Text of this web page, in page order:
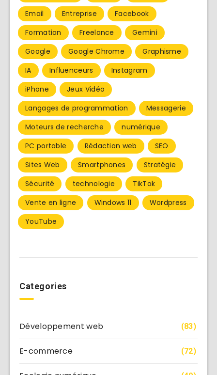
Email
Entreprise
Facebook
Formation
Freelance
Gemini
Google
Google Chrome
Graphisme
IA
Influenceurs
Instagram
iPhone
Jeux Vidéo
Langages de programmation
Messagerie
Moteurs de recherche
numérique
PC portable
Rédaction web
SEO
Sites Web
Smartphones
Stratégie
Sécurité
technologie
TikTok
Vente en ligne
Windows 11
Wordpress
YouTube
Categories
Développement web (83)
E-commerce (72)